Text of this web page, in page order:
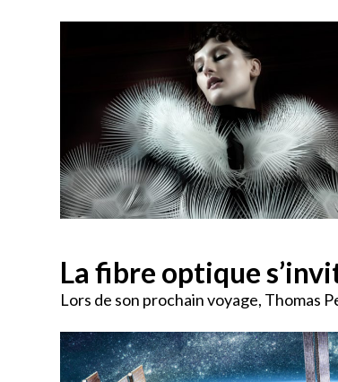
La fibre optique
Lors de son prochain voyage, Thomas